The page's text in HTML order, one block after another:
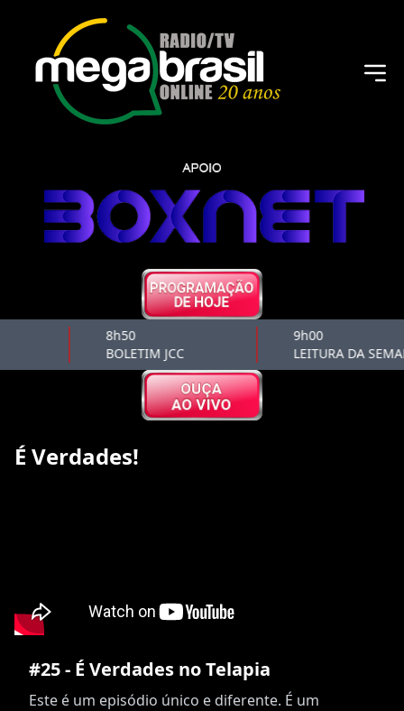
8h50
BOLETIM JCC
9h00
LEITURA DA
É Verdades!
#25 - É Verdades no Telapia
Este é um episódio único e diferente. É um